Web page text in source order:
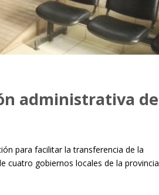
administrativa de
para facilitar la transferencia de la
cuatro gobiernos locales de la provincia